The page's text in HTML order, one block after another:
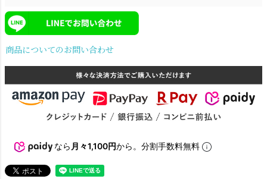
電球 雑貨
商品についてのお問い合わせ
なら 月々1,100円から。分割手数料無料